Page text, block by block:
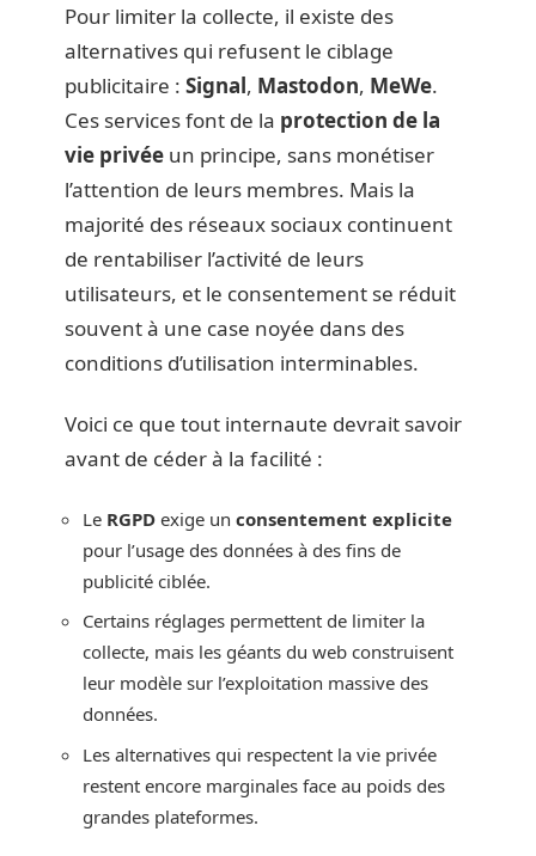
Pour limiter la collecte, il existe des
alternatives qui refusent le ciblage
publicitaire : Signal, Mastodon, MeWe.
Ces services font de la protection de la
vie privée un principe, sans monétiser
l’attention de leurs membres. Mais la
majorité des réseaux sociaux continuent
de rentabiliser l’activité de leurs
utilisateurs, et le consentement se réduit
souvent à une case noyée dans des
conditions d’utilisation interminables.
Voici ce que tout internaute devrait savoir
avant de céder à la facilité :
Le RGPD exige un consentement explicite
pour l’usage des données à des fins de
publicité ciblée.
Certains réglages permettent de limiter la
collecte, mais les géants du web construisent
leur modèle sur l’exploitation massive des
données.
Les alternatives qui respectent la vie privée
restent encore marginales face au poids des
grandes plateformes.